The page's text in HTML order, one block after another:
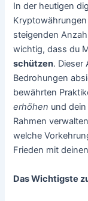
In der heutigen
steigenden
wichtig, dass du
schützen. Dieser
Bedrohungen
bewährten
erhöhen und
Rahmen
welche
Frieden mit
Das Wichtigste